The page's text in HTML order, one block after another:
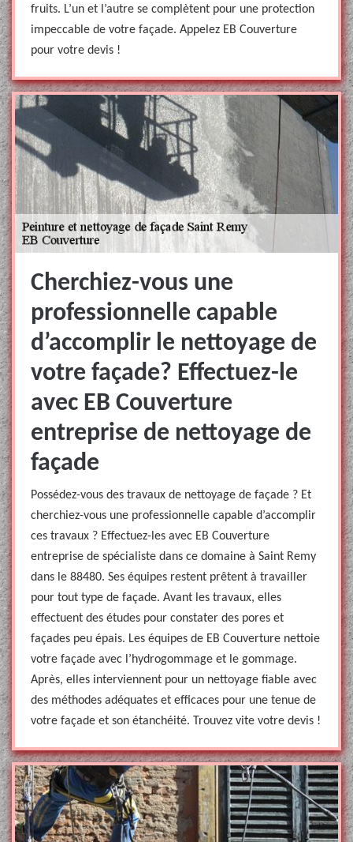
fruits. L’un et l’autre se complètent pour une protection
impeccable de votre façade. Appelez EB Couverture
pour votre devis !
Cherchiez-vous une
professionnelle capable
d’accomplir le nettoyage de
votre façade? Effectuez-le
avec EB Couverture
entreprise de nettoyage de
façade
Possédez-vous des travaux de nettoyage de façade ? Et
cherchiez-vous une professionnelle capable d’accomplir
ces travaux ? Effectuez-les avec EB Couverture
entreprise de spécialiste dans ce domaine à Saint Remy
dans le 88480. Ses équipes restent prêtent à travailler
pour tout type de façade. Avant les travaux, elles
effectuent des études pour constater des pores et
façades peu épais. Les équipes de EB Couverture nettoie
votre façade avec l’hydrogommage et le gommage.
Après, elles interviennent pour un nettoyage fiable avec
des méthodes adéquates et efficaces pour une tenue de
votre façade et son étanchéité. Trouvez vite votre devis !